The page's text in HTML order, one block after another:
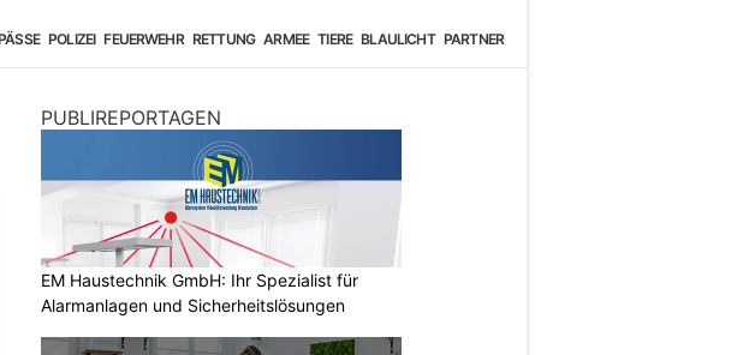
POLIZEI FEUERWEHR RETTUNG ARMEE TIERE BLAULICHT PARTNER
PUBLIREPORTAGEN
EM Haustechnik GmbH: Ihr Spezialist für
Alarmanlagen und Sicherheitslösungen